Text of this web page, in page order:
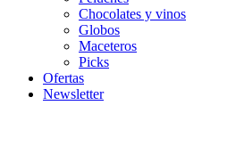
Chocolates y vinos
Globos
Maceteros
Picks
Ofertas
Newsletter